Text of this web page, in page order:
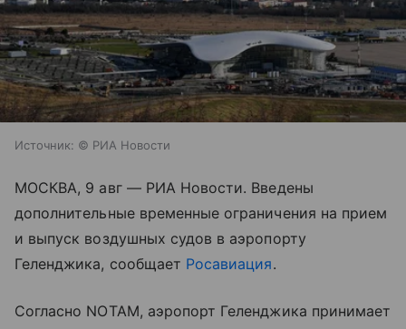
Источник: © РИА Новости
МОСКВА, 9 авг — РИА Новости. Введены
дополнительные временные ограничения на прием
и выпуск воздушных судов в аэропорту
Геленджика, сообщает Росавиация.
Согласно NOTAM, аэропорт Геленджика принимает